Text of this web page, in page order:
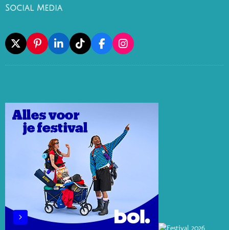
Social Media
X
P
I
N
E
S
T
L
I
N
I
N
T
I
K
F
A
C
O
I
N
S
R
M